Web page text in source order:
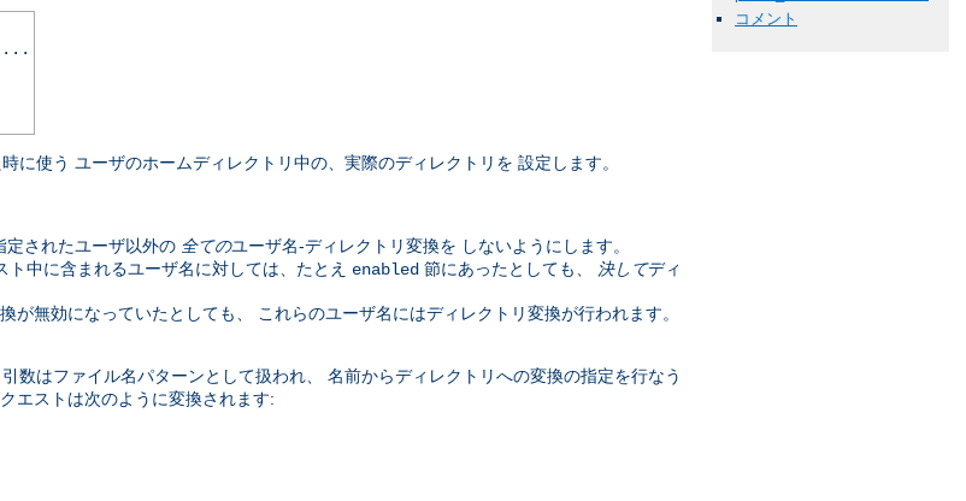
コメント
使う ユーザのホームディレクトリ中の、実際のディレクトリを 設定します。
定されたユーザ以外の 全てのユーザ名-ディレクトリ変換を しないようにします。
中に含まれるユーザ名に対しては、たとえ enabled 節にあったとしても、 決してディ
無効になっていたとしても、 これらのユーザ名にはディレクトリ変換が行われます。
数はファイル名パターンとして扱われ、 名前からディレクトリへの変換の指定を行なう
エストは次のように変換されます: